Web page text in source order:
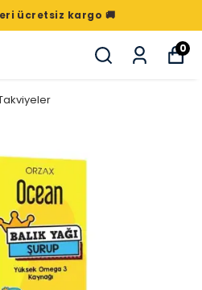
ücretsiz kargo 🚚
0